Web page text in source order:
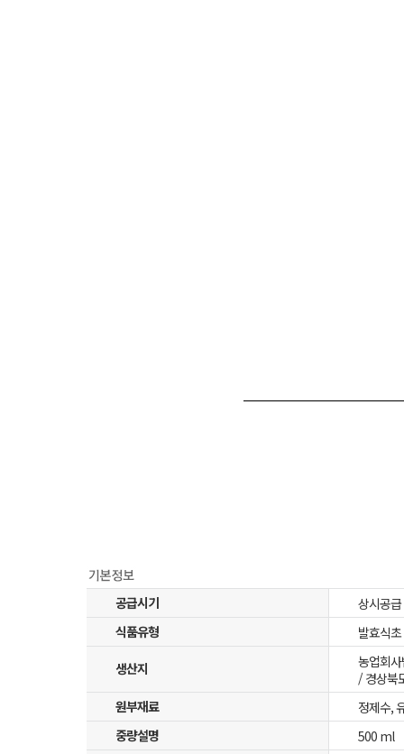
공급시기
상시공급
식품유형
발효식초
생산지
농업회
/ 경상북
원부재료
정제수,
중량설명
500 ml